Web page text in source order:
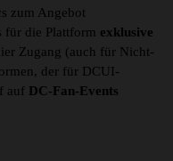
zum Angebot
für die Plattform exklusive
Zugang (auch für Nicht-
der für DCUI-
auf DC-Fan-Events